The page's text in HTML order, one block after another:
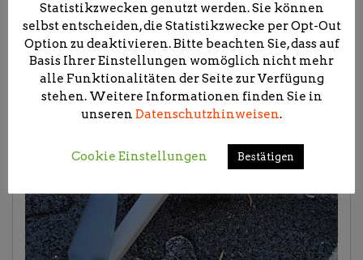
Statistikzwecken genutzt werden. Sie können
selbst entscheiden, die Statistikzwecke per Opt-Out
Option zu deaktivieren. Bitte beachten Sie, dass auf
Basis Ihrer Einstellungen womöglich nicht mehr
alle Funktionalitäten der Seite zur Verfügung
stehen. Weitere Informationen finden Sie in
unseren Datenschutzhinweisen.
Cookie Einstellungen Bestätigen